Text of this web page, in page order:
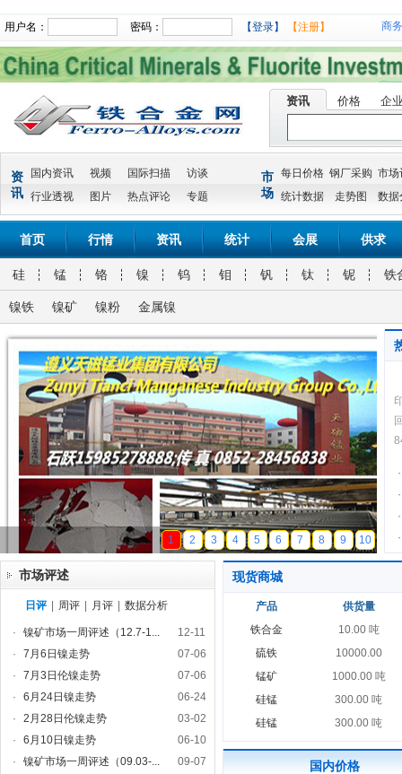
用户名： 密码： 【登录】 【注册】 商
资讯 价格 企
资
讯
国内资讯 视频 国际扫描
访谈
行业透视
图片 热点评论 专题
市
场
每日价格 钢厂采购 市场
统计数据
走势图 数据
首页 行情 资讯 统计 会展 供求
硅 锰 铬 镍 钨 钼 钒 钛 铌 铁
镍铁 镍矿 镍粉 金属镍
天磁锰业
1 2 3 4 5 6 7 8 9 10
·
·
·
·
市场评述
日评 周评 月评 数据分析
· 镍矿市场一周评述（12.7-1...
12-11
·
7月6日镍走势
07-06
·
7月3日伦镍走势
07-06
·
6月24日镍走势
06-24
·
2月28日伦镍走势
03-02
·
6月10日镍走势
06-10
·
镍矿市场一周评述（09.03-... 09-07
现货商城
产品
供货量
铁合金
10.00 吨
硫铁
10000.00
锰矿
1000.00 吨
硅锰
300.00 吨
硅锰
300.00 吨
国内价格